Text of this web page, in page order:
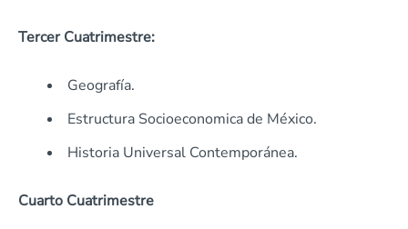
Tercer Cuatrimestre:
Geografía.
Estructura Socioeconomica de México.
Historia Universal Contemporánea.
Cuarto Cuatrimestre